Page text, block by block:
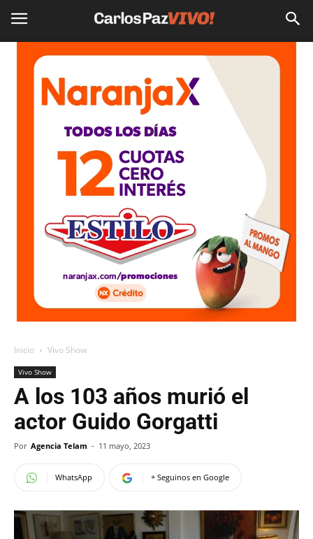
Inicio Vivo Show
Vivo Show
A los 103 años murió el
actor Guido Gorgatti
Por Agencia Telam - 11 mayo, 2023
WhatsApp + Seguinos en Google